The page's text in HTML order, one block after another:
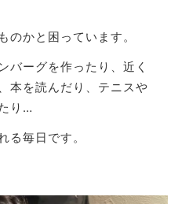
のかと困っています。
バーグを作ったり、 近く
本を読んだり、 テニスや
り…
る毎日です。